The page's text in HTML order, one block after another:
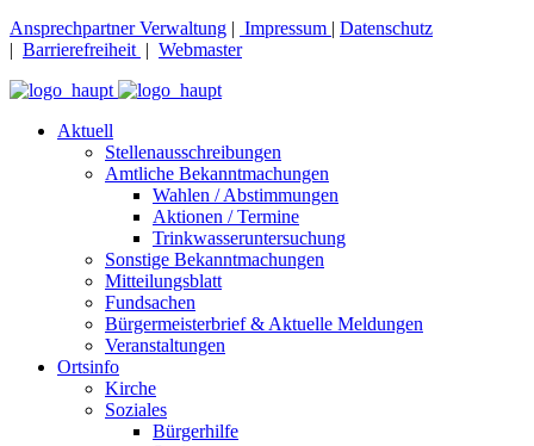
Ansprechpartner Verwaltung | Impressum | Datenschutz
| Barrierefreiheit | Webmaster
Aktuell
Stellenausschreibungen
Amtliche Bekanntmachungen
Wahlen / Abstimmungen
Aktionen / Termine
Trinkwasseruntersuchung
Sonstige Bekanntmachungen
Mitteilungsblatt
Fundsachen
Bürgermeisterbrief & Aktuelle Meldungen
Veranstaltungen
Ortsinfo
Kirche
Soziales
Bürgerhilfe